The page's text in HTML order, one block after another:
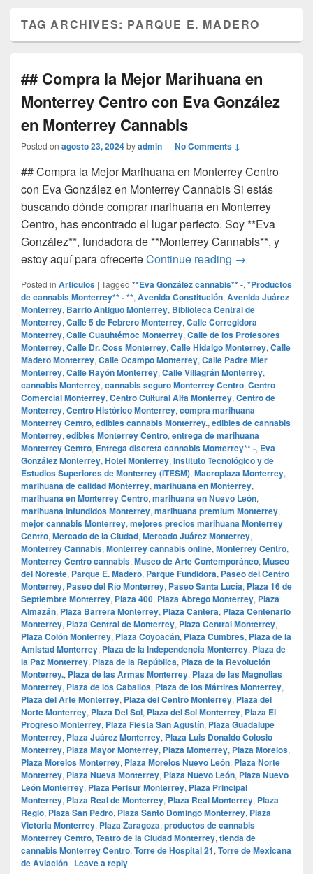
TAG ARCHIVES: PARQUE E. MADERO
## Compra la Mejor Marihuana en
Monterrey Centro con Eva González
en Monterrey Cannabis
Posted on agosto 23, 2024byadmin—No Comments ↓
## Compra la Mejor Marihuana en Monterrey Centro
con Eva González en Monterrey Cannabis Si estás
buscando dónde comprar marihuana en Monterrey
Centro, has encontrado el lugar perfecto. Soy **Eva
González**, fundadora de **Monterrey Cannabis**, y
estoy aquí para ofrecerteContinue reading ## Compra la
→
Posted in Articulos | Tagged **Eva González cannabis** -, *Productos
de cannabis Monterrey** - **, Avenida Constitución, Avenida Juárez
Monterrey, Barrio Antiguo Monterrey, Biblioteca Central de
Monterrey, Calle 5 de Febrero Monterrey, Calle Corregidora
Monterrey, Calle Cuauhtémoc Monterrey, Calle de los Profesores
Monterrey, Calle Dr. Coss Monterrey, Calle Hidalgo Monterrey, Calle
Madero Monterrey, Calle Ocampo Monterrey, Calle Padre Mier
Monterrey, Calle Rayón Monterrey, Calle Villagrán Monterrey,
cannabis Monterrey, cannabis seguro Monterrey Centro, Centro
Comercial Monterrey, Centro Cultural Alfa Monterrey, Centro de
Monterrey, Centro Histórico Monterrey, compra marihuana
Monterrey Centro, edibles cannabis Monterrey., edibles de cannabis
Monterrey, edibles Monterrey Centro, entrega de marihuana
Monterrey Centro, Entrega discreta cannabis Monterrey** -, Eva
González Monterrey, Hotel Monterrey, Instituto Tecnológico y de
Estudios Superiores de Monterrey (ITESM), Macroplaza Monterrey,
marihuana de calidad Monterrey, marihuana en Monterrey,
marihuana en Monterrey Centro, marihuana en Nuevo León,
marihuana infundidos Monterrey, marihuana premium Monterrey,
mejor cannabis Monterrey, mejores precios marihuana Monterrey
Centro, Mercado de la Ciudad, Mercado Juárez Monterrey,
Monterrey Cannabis, Monterrey cannabis online, Monterrey Centro,
Monterrey Centro cannabis, Museo de Arte Contemporáneo, Museo
del Noreste, Parque E. Madero, Parque Fundidora, Paseo del Centro
Monterrey, Paseo del Río Monterrey, Paseo Santa Lucía, Plaza 16 de
Septiembre Monterrey, Plaza 400, Plaza Ábrego Monterrey, Plaza
Almazán, Plaza Barrera Monterrey, Plaza Cantera, Plaza Centenario
Monterrey, Plaza Central de Monterrey, Plaza Central Monterrey,
Plaza Colón Monterrey, Plaza Coyoacán, Plaza Cumbres, Plaza de la
Amistad Monterrey, Plaza de la Independencia Monterrey, Plaza de
la Paz Monterrey, Plaza de la República, Plaza de la Revolución
Monterrey., Plaza de las Armas Monterrey, Plaza de las Magnolias
Monterrey, Plaza de los Caballos, Plaza de los Mártires Monterrey,
Plaza del Arte Monterrey, Plaza del Centro Monterrey, Plaza del
Norte Monterrey, Plaza Del Sol, Plaza del Sol Monterrey, Plaza El
Progreso Monterrey, Plaza Fiesta San Agustín, Plaza Guadalupe
Monterrey, Plaza Juárez Monterrey, Plaza Luis Donaldo Colosio
Monterrey, Plaza Mayor Monterrey, Plaza Monterrey, Plaza Morelos,
Plaza Morelos Monterrey, Plaza Morelos Nuevo León, Plaza Norte
Monterrey, Plaza Nueva Monterrey, Plaza Nuevo León, Plaza Nuevo
León Monterrey, Plaza Perisur Monterrey, Plaza Principal
Monterrey, Plaza Real de Monterrey, Plaza Real Monterrey, Plaza
Regio, Plaza San Pedro, Plaza Santo Domingo Monterrey, Plaza
Victoria Monterrey, Plaza Zaragoza, productos de cannabis
Monterrey Centro, Teatro de la Ciudad Monterrey, tienda de
cannabis Monterrey Centro, Torre de Hospital 21, Torre de Mexicana
de Aviación | Leave a reply